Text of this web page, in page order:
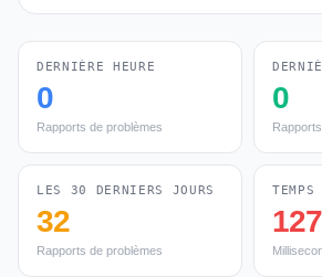
DERNIÈRE HEURE
0
Rapports de problèmes
0
LES 30 DERNIERS JOURS
32
Rapports de problèmes
TEMPS